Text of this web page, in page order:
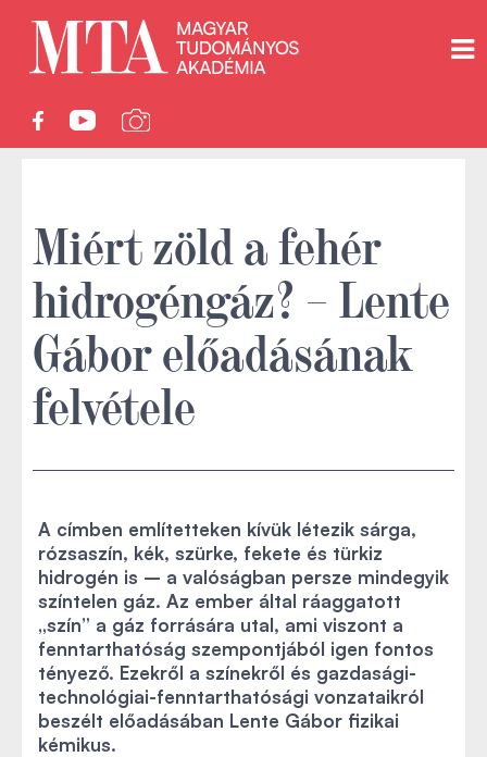
Miért zöld a fehér
hidrogéngáz? – Lente
Gábor előadásának
felvétele
A címben említetteken kívük létezik sárga,
rózsaszín, kék, szürke, fekete és türkiz
hidrogén is – a valóságban persze mindegyik
színtelen gáz. Az ember által ráaggatott
„szín” a gáz forrására utal, ami viszont a
fenntarthatóság szempontjából igen fontos
tényező. Ezekről a színekről és gazdasági-
technológiai-fenntarthatósági vonzataikról
beszélt előadásában Lente Gábor fizikai
kémikus.